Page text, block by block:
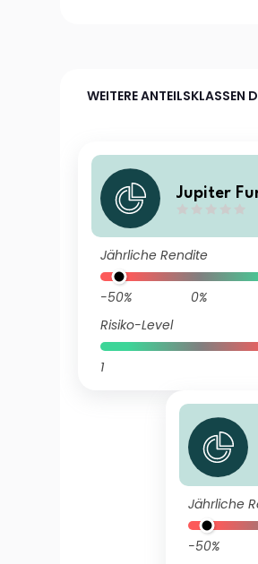
WEITERE ANTEILSKLASSEN
Jupiter
Jährliche Rendite
-50% 0%
Risiko-Level
1
Jährliche
-50%